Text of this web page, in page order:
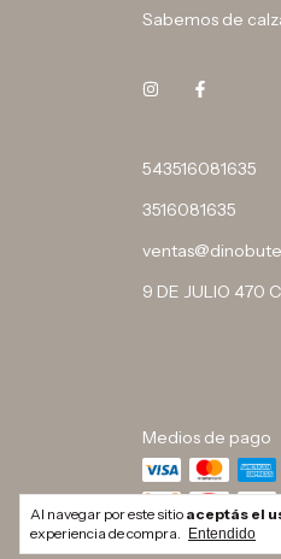
Al navegar por este sitio aceptás el
experiencia de compra.
Entendido
Sabemos de
543516081635
3516081635
9 DE JULIO 470
Medios de pago